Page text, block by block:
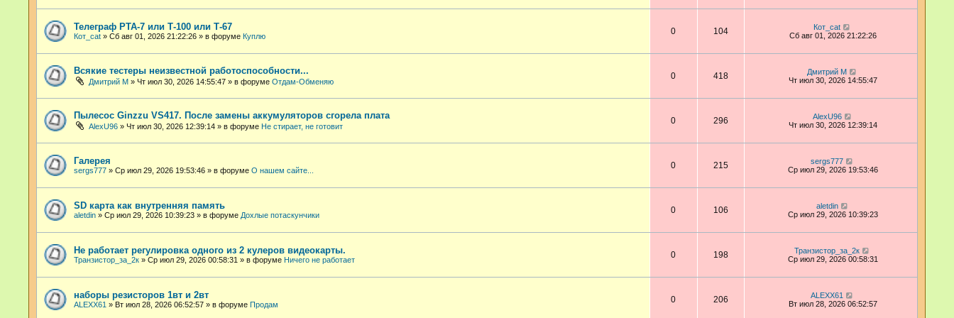
Телеграф РТА-7 или Т-100 или Т-67
Кот_cat » Сб авг 01, 2026 21:22:26 » в форуме Куплю
0 104
Кот_cat
Сб авг 01, 2026 21:22:26
Всякие тестеры неизвестной работоспособности...
Дмитрий М » Чт июл 30, 2026 14:55:47 » в форуме Отдам-Обменяю
0 418
Дмитрий М
Чт июл 30, 2026 14:55:47
Пылесос Ginzzu VS417. После замены аккумуляторов сгорела плата
AlexU96 » Чт июл 30, 2026 12:39:14 » в форуме Не стирает, не готовит
0 296
AlexU96
Чт июл 30, 2026 12:39:14
Галерея
sergs777 » Ср июл 29, 2026 19:53:46 » в форуме О нашем сайте...
0 215
sergs777
Ср июл 29, 2026 19:53:46
SD карта как внутренняя память
aletdin » Ср июл 29, 2026 10:39:23 » в форуме Дохлые потаскунчики
0 106
aletdin
Ср июл 29, 2026 10:39:23
Не работает регулировка одного из 2 кулеров видеокарты.
Транзистор_за_2к » Ср июл 29, 2026 00:58:31 » в форуме Ничего не работает
0 198
Транзистор_за_2к
Ср июл 29, 2026 00:58:31
наборы резисторов 1вт и 2вт
ALEXX61 » Вт июл 28, 2026 06:52:57 » в форуме Продам
0 206
ALEXX61
Вт июл 28, 2026 06:52:57